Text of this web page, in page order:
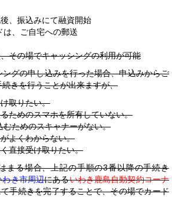
、振込みにて融資開始
は、ご自宅への郵送
その場でキャッシングの利用が可能
グの申し込みを行った場合、申込みからご
きを行うことが出来ますが、
取りたい。
ためのスマホを所有していない。
むためのスキャナーがない。
よくわからない。
直接受け取りたい。
まる場合、上記の手順の3番以降の手続き
わき市周辺にあるいわき鹿島自動契約コーナ
手続きを完了することで、その場でカード